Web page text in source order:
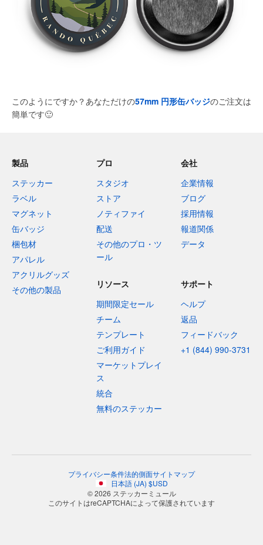
このようにですか？あなただけの57mm 円形缶バッジのご注文は
簡単です🙂
製品
ステッカー
ラベル
マグネット
缶バッジ
梱包材
アパレル
アクリルグッズ
その他の製品
プロ
スタジオ
ストア
ノティファイ
配送
その他のプロ・ツ
ール
会社
企業情報
ブログ
採用情報
報道関係
データ
リソース
期間限定セール
チーム
テンプレート
ご利用ガイド
マーケットプレイ
ス
統合
無料のステッカー
サポート
ヘルプ
返品
フィードバック
+1 (844) 990-3731
プライバシー条件法的側面サイトマップ
日本語(JA) $USD
© 2026 ステッカーミュール
このサイトはreCAPTCHAによって保護されています